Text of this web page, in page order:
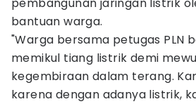
bantuan warga.
"Warga bersama petugas PLN
memikul tiang listrik demi
kegembiraan dalam terang.
karena dengan adanya listrik,